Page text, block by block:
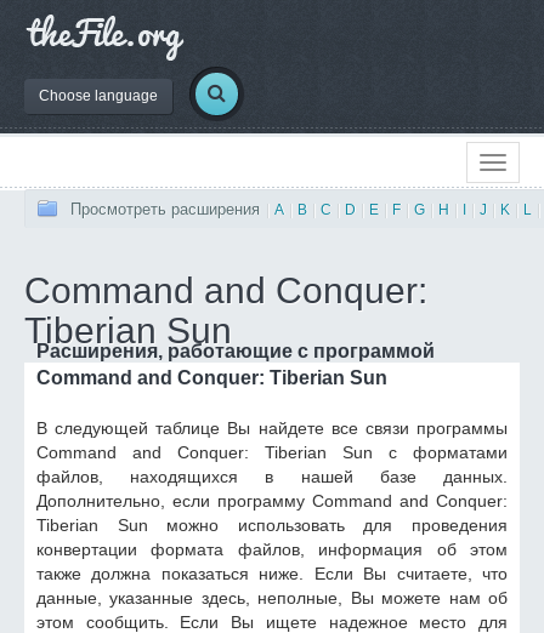
Choose language
Просмотреть расширения A B C D E F G H J K L
Command and Conquer:
Tiberian Sun
Расширения, работающие с программой
Command and Conquer: Tiberian Sun
В следующей таблице Вы найдете все связи программы
Command and Conquer: Tiberian Sun с форматами
файлов, находящихся в нашей базе данных.
Дополнительно, если программу Command and Conquer:
Tiberian Sun можно использовать для проведения
конвертации формата файлов, информация об этом
также должна показаться ниже. Если Вы считаете, что
данные, указанные здесь, неполные, Вы можете нам об
этом сообщить. Если Вы ищете надежное место для